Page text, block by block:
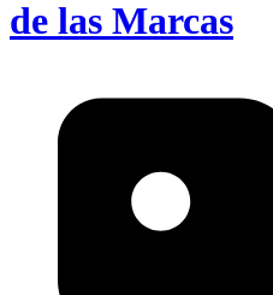
de las Marcas